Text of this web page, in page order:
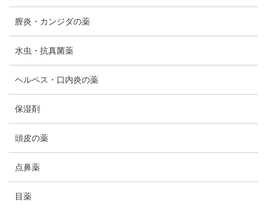
膣炎・カンジダの薬
水虫・抗真菌薬
ヘルペス・口内炎の薬
保湿剤
頭皮の薬
点鼻薬
目薬